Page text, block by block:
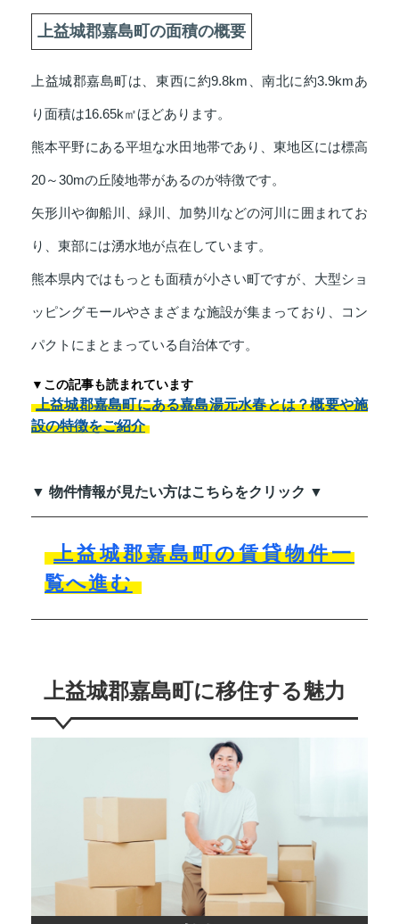
上益城郡嘉島町の面積の概要
上益城郡嘉島町は、東西に約9.8km、南北に約3.9kmあ
り面積は16.65k㎡ほどあります。
熊本平野にある平坦な水田地帯であり、東地区には標高
20～30mの丘陵地帯があるのが特徴です。
矢形川や御船川、緑川、加勢川などの河川に囲まれてお
り、東部には湧水地が点在しています。
熊本県内ではもっとも面積が小さい町ですが、大型ショ
ッピングモールやさまざまな施設が集まっており、コン
パクトにまとまっている自治体です。
▼この記事も読まれています
上益城郡嘉島町にある嘉島湯元水春とは？概要や施
設の特徴をご紹介
▼ 物件情報が見たい方はこちらをクリック ▼
上益城郡嘉島町の賃貸物件一
覧へ進む
上益城郡嘉島町に移住する魅力